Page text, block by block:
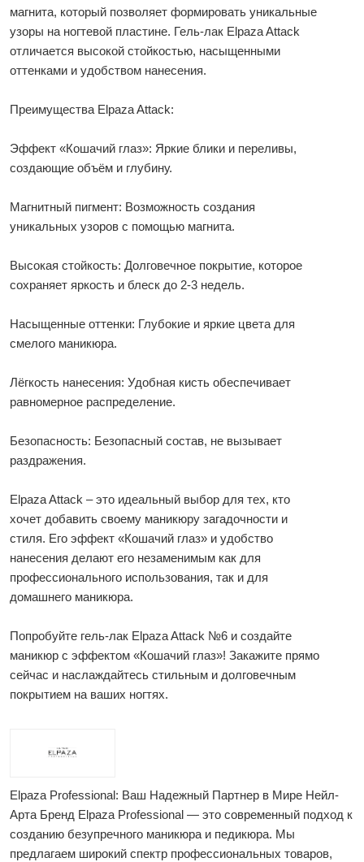
магнита, который позволяет формировать уникальные
узоры на ногтевой пластине. Гель-лак Elpaza Attack
отличается высокой стойкостью, насыщенными
оттенками и удобством нанесения.
Преимущества Elpaza Attack:
Эффект «Кошачий глаз»: Яркие блики и переливы,
создающие объём и глубину.
Магнитный пигмент: Возможность создания
уникальных узоров с помощью магнита.
Высокая стойкость: Долговечное покрытие, которое
сохраняет яркость и блеск до 2-3 недель.
Насыщенные оттенки: Глубокие и яркие цвета для
смелого маникюра.
Лёгкость нанесения: Удобная кисть обеспечивает
равномерное распределение.
Безопасность: Безопасный состав, не вызывает
раздражения.
Elpaza Attack – это идеальный выбор для тех, кто
хочет добавить своему маникюру загадочности и
стиля. Его эффект «Кошачий глаз» и удобство
нанесения делают его незаменимым как для
профессионального использования, так и для
домашнего маникюра.
Попробуйте гель-лак Elpaza Attack №6 и создайте
маникюр с эффектом «Кошачий глаз»! Закажите прямо
сейчас и наслаждайтесь стильным и долговечным
покрытием на ваших ногтях.
Elpaza Professional: Ваш Надежный Партнер в Мире Нейл-
Арта Бренд Elpaza Professional — это современный подход к
созданию безупречного маникюра и педикюра. Мы
предлагаем широкий спектр профессиональных товаров,